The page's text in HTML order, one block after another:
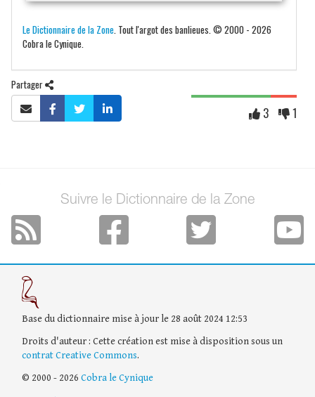
Le Dictionnaire de la Zone . Tout l'argot des banlieues. © 2000 - 2026
Cobra le Cynique.
Partager
3 1
Suivre le Dictionnaire de la Zone
Base du dictionnaire mise à jour le 28 août 2024 12:53
Droits d'auteur : Cette création est mise à disposition sous un
contrat Creative Commons.
© 2000 - 2026 Cobra le Cynique